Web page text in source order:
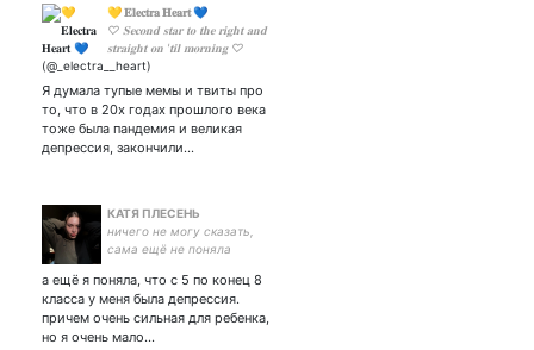
💛 𝐄𝐥𝐞𝐜𝐭𝐫𝐚 𝐇𝐞𝐚𝐫𝐭 💙
♡ 𝐒𝐞𝐜𝐨𝐧𝐝 𝐬𝐭𝐚𝐫 𝐭𝐨 𝐭𝐡𝐞 𝐫𝐢𝐠𝐡𝐭 𝐚𝐧𝐝
𝐬𝐭𝐫𝐚𝐢𝐠𝐡𝐭 𝐨𝐧 '𝐭𝐢𝐥 𝐦𝐨𝐫𝐧𝐢𝐧𝐠 ♡
Я думала тупые мемы и твиты про
то, что в 20х годах прошлого века
тоже была пандемия и великая
депрессия, закончили…
КАТЯ ПЛЕСЕНЬ
ничего не могу сказать,
сама ещё не поняла
а ещё я поняла, что с 5 по конец 8
класса у меня была депрессия.
причем очень сильная для ребенка,
но я очень мало…